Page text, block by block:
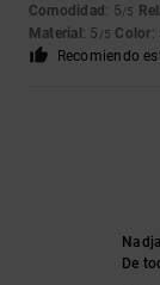
Comodidad : 5/5
Material : 5 /5 Color:
Recomiendo
Nadja
De